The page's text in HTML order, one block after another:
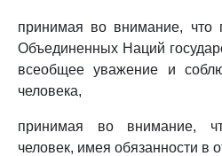
принимая во внимание, что
Объединенных Наций
всеобщее уважение и
человека,
принимая во внимание,
человек, имея обязанности в